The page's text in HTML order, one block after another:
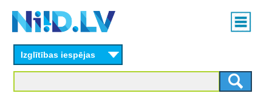
content
Main
menu
Izglītības iespējas